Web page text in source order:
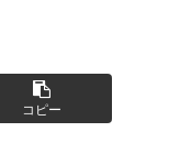
コピー